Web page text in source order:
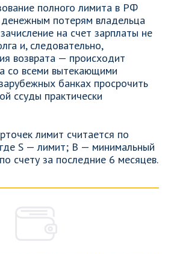
полного лимита в РФ
потерям владельца
на счет зарплаты не
и, следовательно,
возврата — происходит
со всеми вытекающими
банках просрочить
ссуды практически
лимит считается по
S — лимит; В — минимальный
счету за последние 6 месяцев.